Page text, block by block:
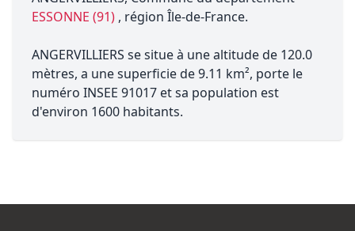
ESSONNE (91) , région Île-de-France.
ANGERVILLIERS se situe à une altitude de 120.0
mètres, a une superficie de 9.11 km², porte le
numéro INSEE 91017 et sa population est
d'environ 1600 habitants.